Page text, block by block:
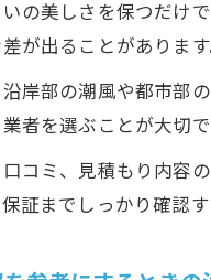
の美しさを保つだけ
が出ることがあります
岸部の潮風や都市部
者を選ぶことが大切で
コミ、見積もり内容
証までしっかり確認